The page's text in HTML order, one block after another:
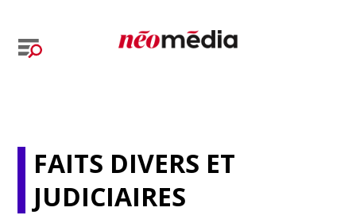
FAITS DIVERS ET
JUDICIAIRES